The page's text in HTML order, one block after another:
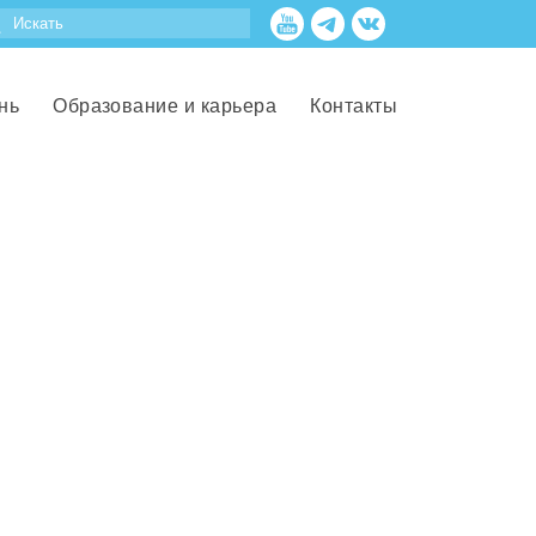
Образование и карьера Контакты